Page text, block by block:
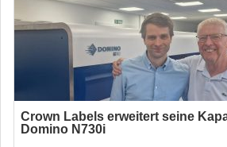
Crown Labels erweitert seine
Domino N730i